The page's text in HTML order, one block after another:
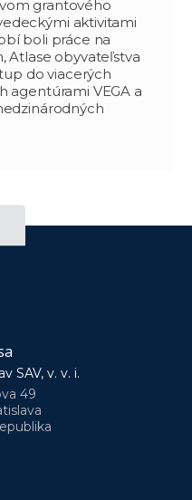
grantového
aktivitami
boli práce na
Atlase obyvateľstva
do viacerých
agentúrami VEGA a
SAV, v. v. i.
49